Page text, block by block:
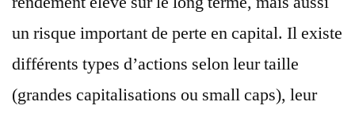
un risque important de perte en capital. Il existe
différents types d’actions selon leur taille
(grandes capitalisations ou small caps), leur